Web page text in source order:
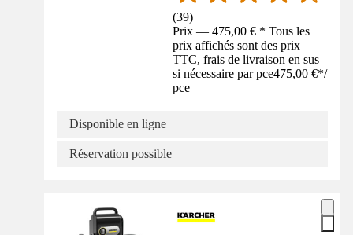
(39)
Prix — 475,00 € * Tous les
prix affichés sont des prix
TTC, frais de livraison en sus
si nécessaire par pce475,00 €*/
pce
Disponible en ligne
Réservation possible